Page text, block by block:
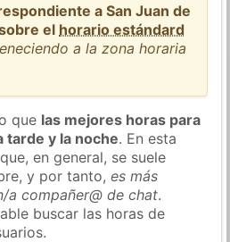
a San Juan de
el horario estándard
a la zona horaria
que las mejores horas para
tarde y la noche. En esta
en general, se suele
y por tanto,es más
a compañer@ de chat.
buscar las horas de